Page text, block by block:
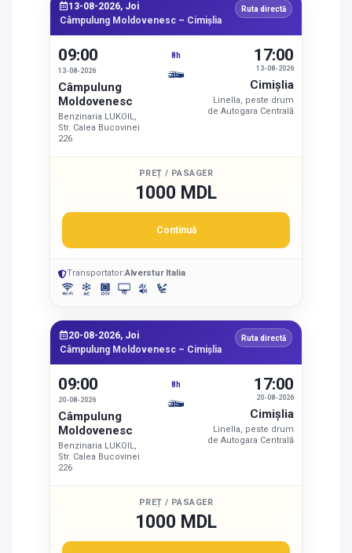
13-08-2026, Joi
Câmpulung Moldovenesc – Cimişlia
Ruta directă
09:00
13-08-2026
Câmpulung
Moldovenesc
Benzinaria LUKOIL,
Str. Calea Bucovinei
226
8h
13-08-2026
17:00
Cimişlia
Linella, peste drum
de Autogara Centrală
PREȚ / PASAGER
1000 MDL
Continuă
Transportator:Alverstur Italia
20-08-2026, Joi
Câmpulung Moldovenesc – Cimişlia
Ruta directă
09:00
20-08-2026
Câmpulung
Moldovenesc
Benzinaria LUKOIL,
Str. Calea Bucovinei
226
8h
20-08-2026
17:00
Cimişlia
Linella, peste drum
de Autogara Centrală
PREȚ / PASAGER
1000 MDL